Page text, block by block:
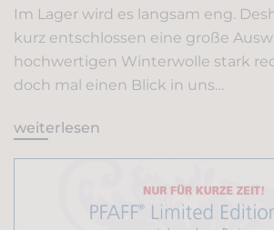
Im Lager wird es langsam eng.
kurz entschlossen eine große
hochwertigen Winterwolle stark
doch mal einen Blick in uns…
weiterlesen